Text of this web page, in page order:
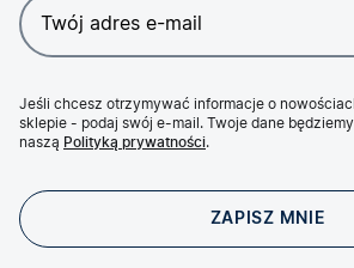
Jeśli chcesz otrzymywać informacje o
sklepie - podaj swój e-mail. Twoje dane
naszą Polityką prywatności.